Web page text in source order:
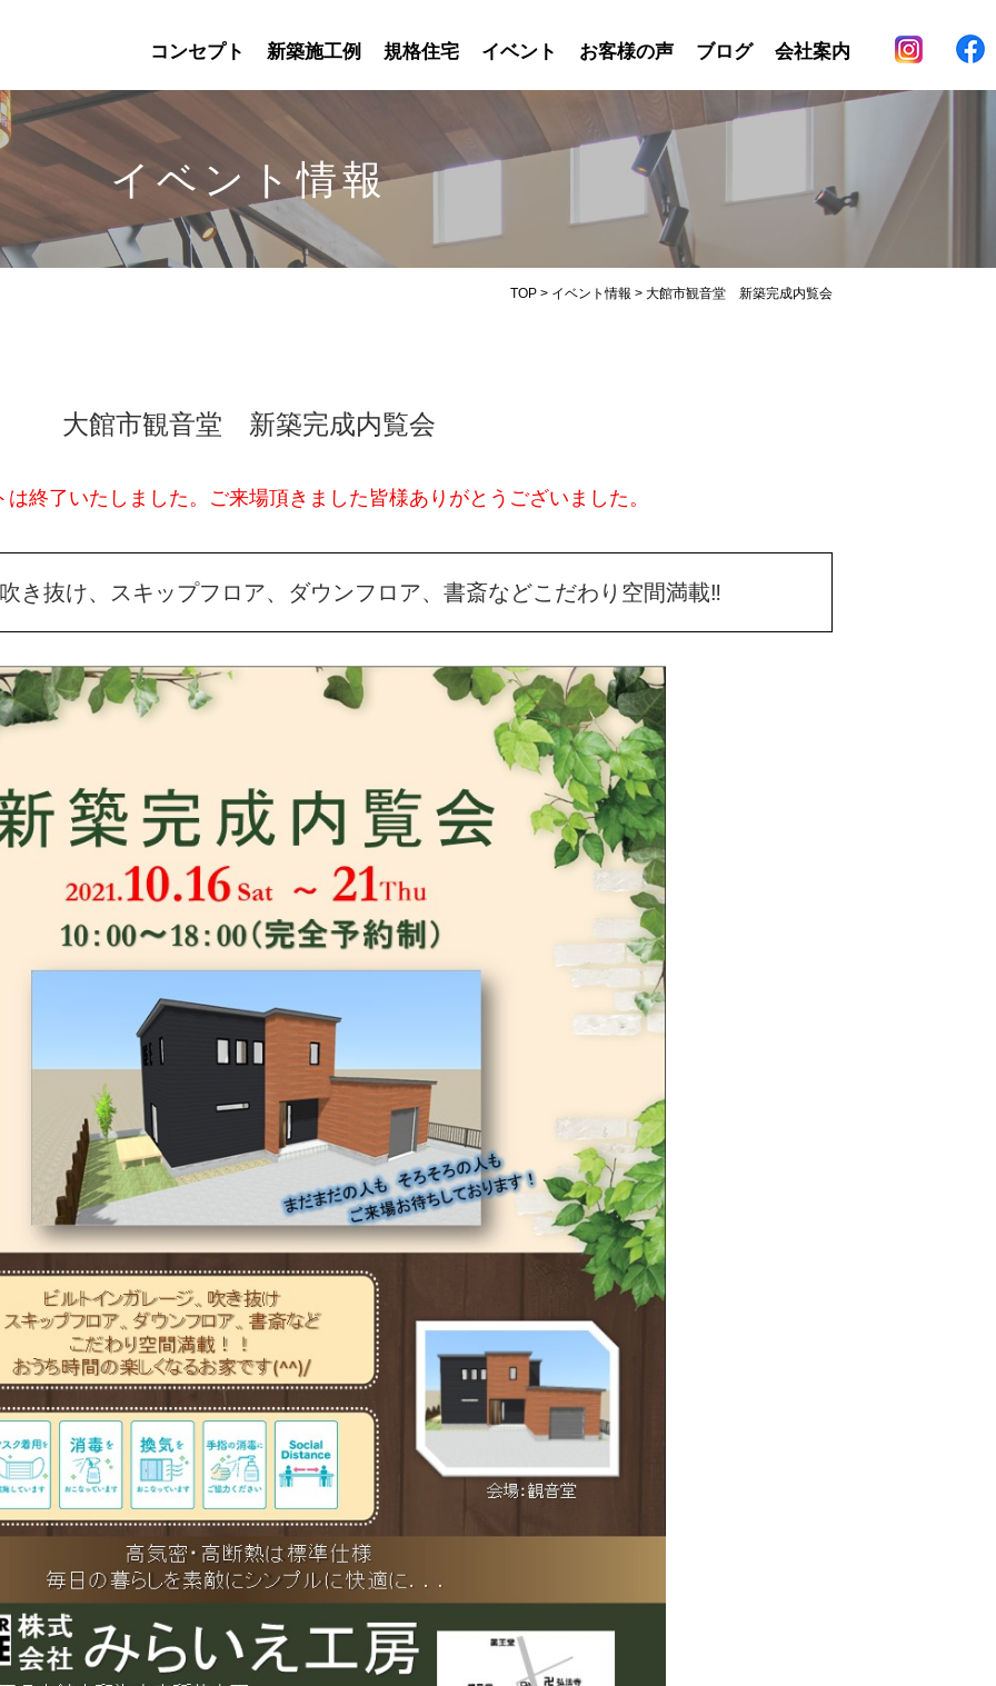
コンセプト 新築施工例 規格住宅 イベント お客様の声 ブログ 会社案内
イベント情報
TOP > イベント情報 > 大館市観音堂 新築完成内覧会
大館市観音堂 新築完成内覧会
終了いたしました。ご来場頂きました皆様ありがとうございました。
き抜け、スキップフロア、ダウンフロア、書斎などこだわり空間満載‼